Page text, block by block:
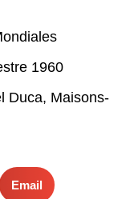
1960
Duca, Maisons-
Email